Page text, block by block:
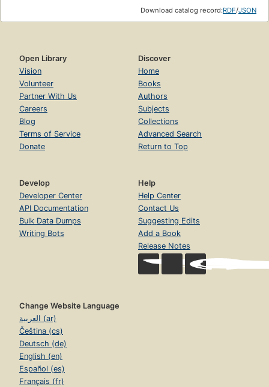
Download catalog record:RDF/JSON
Open Library
Vision
Volunteer
Partner With Us
Careers
Blog
Terms of Service
Donate
Discover
Home
Books
Authors
Subjects
Collections
Advanced Search
Return to Top
Develop
Developer Center
API Documentation
Bulk Data Dumps
Writing Bots
Help
Help Center
Contact Us
Suggesting Edits
Add a Book
Release Notes
Change Website Language
العربية (ar)
Čeština (cs)
Deutsch (de)
English (en)
Español (es)
Français (fr)